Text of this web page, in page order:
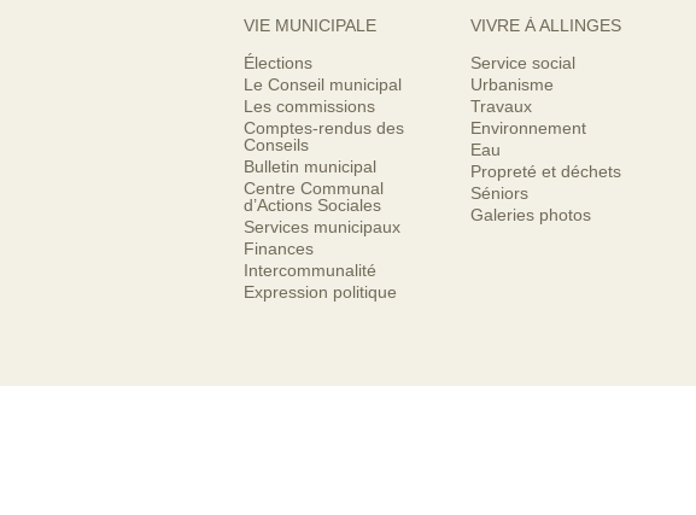
VIE MUNICIPALE
Élections
Le Conseil municipal
Les commissions
Comptes-rendus des
Conseils
Bulletin municipal
Centre Communal
d’Actions Sociales
Services municipaux
Finances
Intercommunalité
Expression politique
VIVRE À ALLINGES
Service social
Urbanisme
Travaux
Environnement
Eau
Propreté et déchets
Séniors
Galeries photos